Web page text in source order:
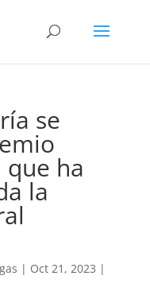
se
que ha
la
| Oct 21, 2023 |